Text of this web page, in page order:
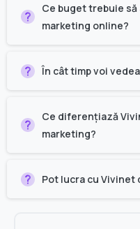
Ce buget trebuie să
marketing online?
În cât timp voi
Ce diferențiază
marketing?
Pot lucra cu Vivinet